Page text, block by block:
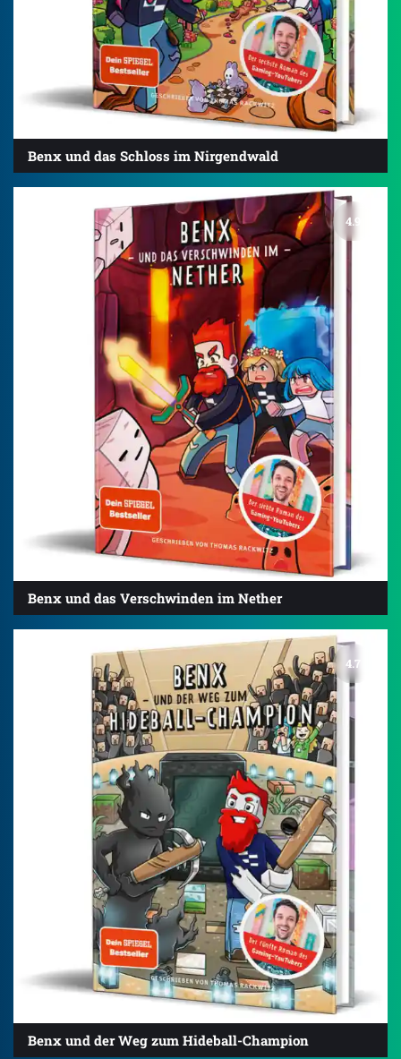
Benx und das Schloss im Nirgendwald
4.9
Benx und das Verschwinden im Nether
4.7
Benx und der Weg zum Hideball-Champion